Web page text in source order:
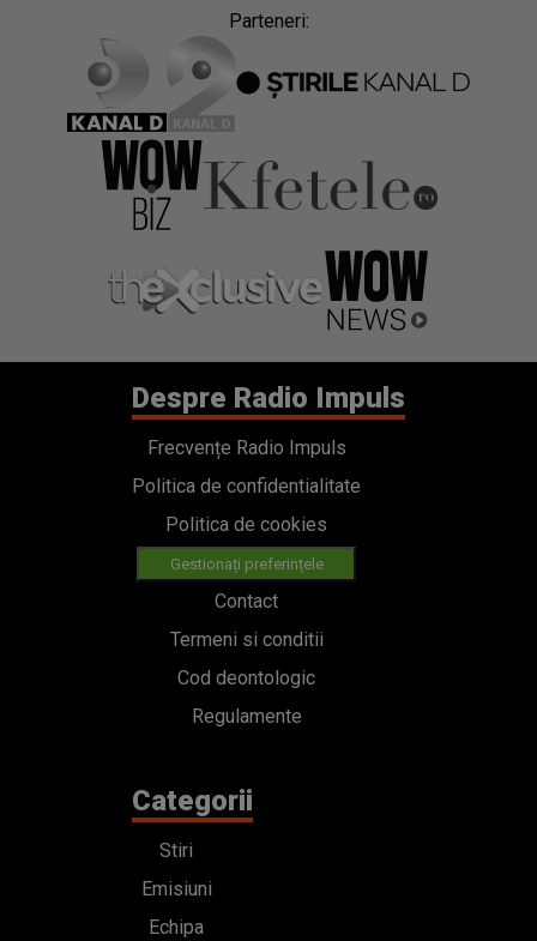
Parteneri:
Despre Radio Impuls
Frecvențe Radio Impuls
Politica de confidentialitate
Politica de cookies
Gestionați preferințele
Contact
Termeni si conditii
Cod deontologic
Regulamente
Categorii
Stiri
Emisiuni
Echipa